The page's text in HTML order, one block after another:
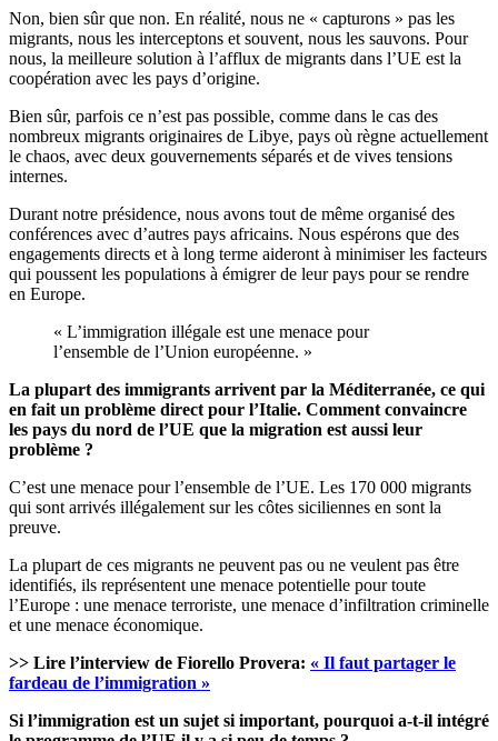
Non, bien sûr que non. En réalité, nous ne « capturons » pas les
migrants, nous les interceptons et souvent, nous les sauvons. Pour
nous, la meilleure solution à l’afflux de migrants dans l’UE est la
coopération avec les pays d’origine.
Bien sûr, parfois ce n’est pas possible, comme dans le cas des
nombreux migrants originaires de Libye, pays où règne actuellement
le chaos, avec deux gouvernements séparés et de vives tensions
internes.
Durant notre présidence, nous avons tout de même organisé des
conférences avec d’autres pays africains. Nous espérons que des
engagements directs et à long terme aideront à minimiser les facteurs
qui poussent les populations à émigrer de leur pays pour se rendre
en Europe.
« L’immigration illégale est une menace pour
l’ensemble de l’Union européenne. »
La plupart des immigrants arrivent par la Méditerranée, ce qui
en fait un problème direct pour l’Italie. Comment convaincre
les pays du nord de l’UE que la migration est aussi leur
problème ?
C’est une menace pour l’ensemble de l’UE. Les 170 000 migrants
qui sont arrivés illégalement sur les côtes siciliennes en sont la
preuve.
La plupart de ces migrants ne peuvent pas ou ne veulent pas être
identifiés, ils représentent une menace potentielle pour toute
l’Europe : une menace terroriste, une menace d’infiltration criminelle
et une menace économique.
>> Lire l’interview de Fiorello Provera: « Il faut partager le
fardeau de l’immigration »
Si l’immigration est un sujet si important, pourquoi a-t-il intégré